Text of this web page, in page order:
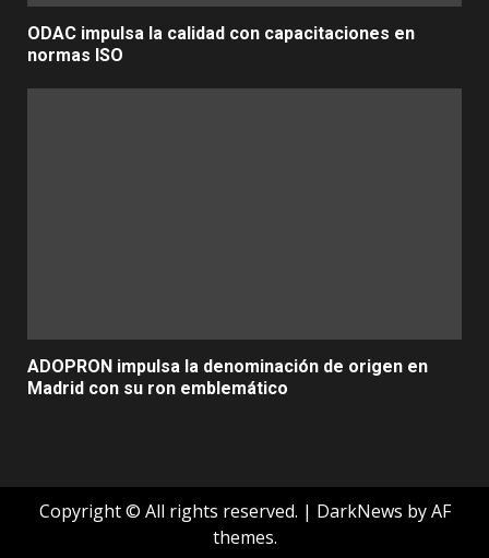
ODAC impulsa la calidad con capacitaciones en
normas ISO
ADOPRON impulsa la denominación de origen en
Madrid con su ron emblemático
Copyright © All rights reserved. | DarkNews by AF
themes.